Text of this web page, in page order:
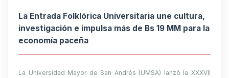
La Entrada Folklórica Universitaria une cultura,
investigación e impulsa más de Bs 19 MM para la
economía paceña
La Universidad Mayor de San Andrés (UMSA) lanzó la XXXVII